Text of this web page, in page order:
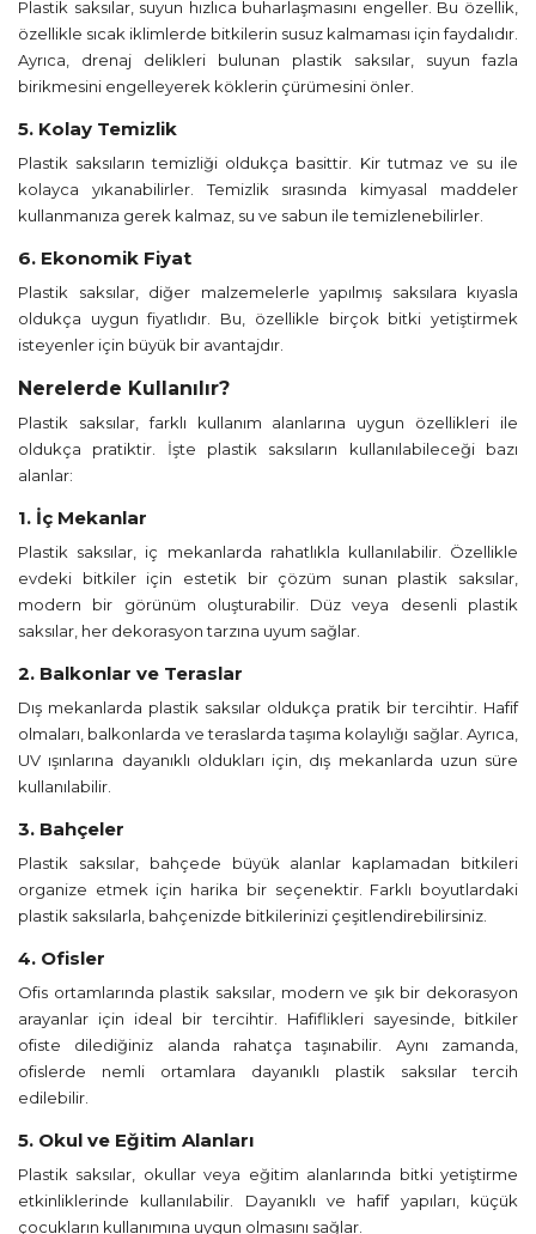
Plastik saksılar, suyun hızlıca buharlaşmasını engeller. Bu özellik,
özellikle sıcak iklimlerde bitkilerin susuz kalmaması için faydalıdır.
Ayrıca, drenaj delikleri bulunan plastik saksılar, suyun fazla
birikmesini engelleyerek köklerin çürümesini önler.
5. Kolay Temizlik
Plastik saksıların temizliği oldukça basittir. Kir tutmaz ve su ile
kolayca yıkanabilirler. Temizlik sırasında kimyasal maddeler
kullanmanıza gerek kalmaz, su ve sabun ile temizlenebilirler.
6. Ekonomik Fiyat
Plastik saksılar, diğer malzemelerle yapılmış saksılara kıyasla
oldukça uygun fiyatlıdır. Bu, özellikle birçok bitki yetiştirmek
isteyenler için büyük bir avantajdır.
Nerelerde Kullanılır?
Plastik saksılar, farklı kullanım alanlarına uygun özellikleri ile
oldukça pratiktir. İşte plastik saksıların kullanılabileceği bazı
alanlar:
1. İç Mekanlar
Plastik saksılar, iç mekanlarda rahatlıkla kullanılabilir. Özellikle
evdeki bitkiler için estetik bir çözüm sunan plastik saksılar,
modern bir görünüm oluşturabilir. Düz veya desenli plastik
saksılar, her dekorasyon tarzına uyum sağlar.
2. Balkonlar ve Teraslar
Dış mekanlarda plastik saksılar oldukça pratik bir tercihtir. Hafif
olmaları, balkonlarda ve teraslarda taşıma kolaylığı sağlar. Ayrıca,
UV ışınlarına dayanıklı oldukları için, dış mekanlarda uzun süre
kullanılabilir.
3. Bahçeler
Plastik saksılar, bahçede büyük alanlar kaplamadan bitkileri
organize etmek için harika bir seçenektir. Farklı boyutlardaki
plastik saksılarla, bahçenizde bitkilerinizi çeşitlendirebilirsiniz.
4. Ofisler
Ofis ortamlarında plastik saksılar, modern ve şık bir dekorasyon
arayanlar için ideal bir tercihtir. Hafiflikleri sayesinde, bitkiler
ofiste dilediğiniz alanda rahatça taşınabilir. Aynı zamanda,
ofislerde nemli ortamlara dayanıklı plastik saksılar tercih
edilebilir.
5. Okul ve Eğitim Alanları
Plastik saksılar, okullar veya eğitim alanlarında bitki yetiştirme
etkinliklerinde kullanılabilir. Dayanıklı ve hafif yapıları, küçük
çocukların kullanımına uygun olmasını sağlar.